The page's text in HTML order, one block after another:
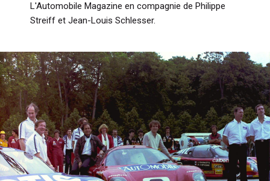
L'Automobile Magazine en compagnie de Philippe
Streiff et Jean-Louis Schlesser.